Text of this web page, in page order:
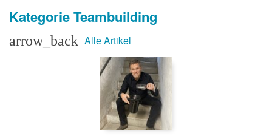
Kategorie Teambuilding
arrow_back Alle Artikel